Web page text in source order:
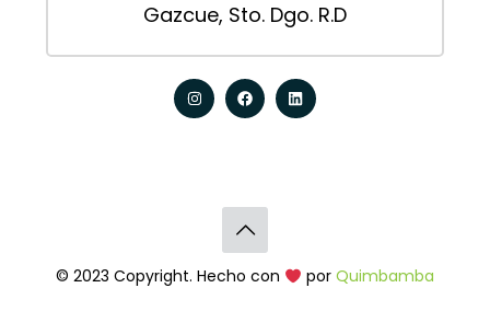
Gazcue, Sto. Dgo. R.D
© 2023 Copyright. Hecho con por Quimbamba